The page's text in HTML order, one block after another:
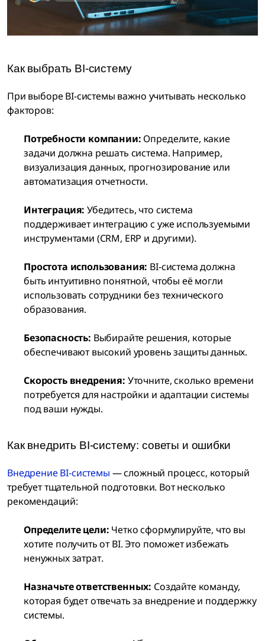
Как выбрать BI-систему
При выборе BI-системы важно учитывать несколько
факторов:
Потребности компании: Определите, какие
задачи должна решать система. Например,
визуализация данных, прогнозирование или
автоматизация отчетности.
Интеграция: Убедитесь, что система
поддерживает интеграцию с уже используемыми
инструментами (CRM, ERP и другими).
Простота использования: BI-система должна
быть интуитивно понятной, чтобы её могли
использовать сотрудники без технического
образования.
Безопасность: Выбирайте решения, которые
обеспечивают высокий уровень защиты данных.
Скорость внедрения: Уточните, сколько времени
потребуется для настройки и адаптации системы
под ваши нужды.
Как внедрить BI-систему: советы и ошибки
Внедрение BI-системы — сложный процесс, который
требует тщательной подготовки. Вот несколько
рекомендаций:
Определите цели: Четко сформулируйте, что вы
хотите получить от BI. Это поможет избежать
ненужных затрат.
Назначьте ответственных: Создайте команду,
которая будет отвечать за внедрение и поддержку
системы.